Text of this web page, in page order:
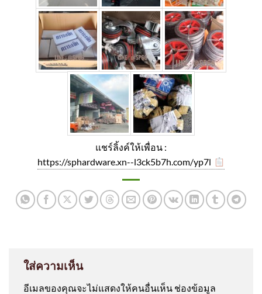
แชร์ลิ้งค์ให้เพื่อน :
https://sphardware.xn--l3ck5b7h.com/yp7l
ใส่ความเห็น
อีเมลของคุณจะไม่แสดงให้คนอื่นเห็น ช่องข้อมูล